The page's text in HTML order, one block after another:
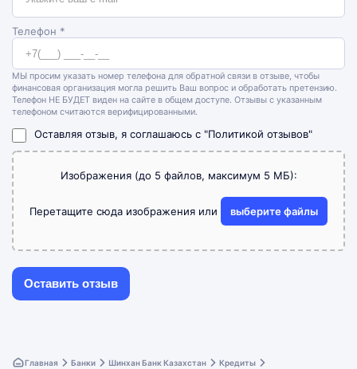
Телефон *
МЫ просим указать номер телефона для обратной связи в отзыве, чтобы
финансовая организация могла решить Ваш вопрос и обработать претензию.
Телефон НЕ БУДЕТ виден на сайте в общем доступе. Отзывы с указанным
телефоном считаются верифицированными.
Оставляя отзыв, я соглашаюсь с "Политикой отзывов"
Изображения (до 5 файлов, максимум 5 МБ):
Перетащите сюда изображения или выберите файлы
Главная Банки Шинхан Банк Казахстан
Кредиты